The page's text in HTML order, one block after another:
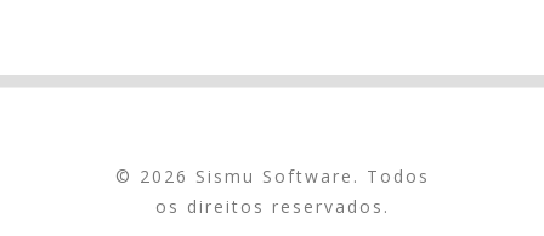
© 2026 Sismu Software. Todos
os direitos reservados.